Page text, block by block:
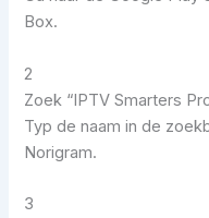
Box.
2
Zoek “IPTV Smarters
Typ de naam in de
Norigram.
3